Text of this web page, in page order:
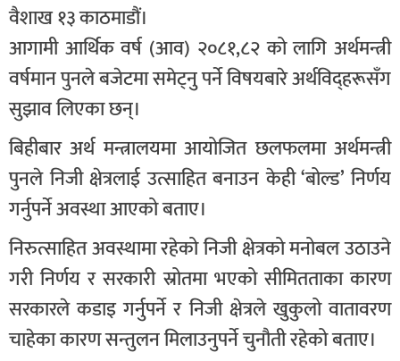
वैशाख १३ काठमाडौं।
आगामी आर्थिक वर्ष (आव) २०८१,८२ को लागि अर्थमन्त्री
वर्षमान पुनले बजेटमा समेट्नु पर्ने विषयबारे अर्थविद्हरूसँग
सुझाव लिएका छन्।
बिहीबार अर्थ मन्त्रालयमा आयोजित छलफलमा अर्थमन्त्री
पुनले निजी क्षेत्रलाई उत्साहित बनाउन केही ‘बोल्ड’ निर्णय
गर्नुपर्ने अवस्था आएको बताए।
निरुत्साहित अवस्थामा रहेको निजी क्षेत्रको मनोबल उठाउने
गरी निर्णय र सरकारी स्रोतमा भएको सीमितताका कारण
सरकारले कडाइ गर्नुपर्ने र निजी क्षेत्रले खुकुलो वातावरण
चाहेका कारण सन्तुलन मिलाउनुपर्ने चुनौती रहेको बताए।